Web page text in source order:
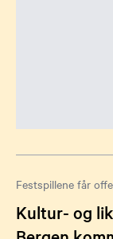
Festspillene får
Kultur- og